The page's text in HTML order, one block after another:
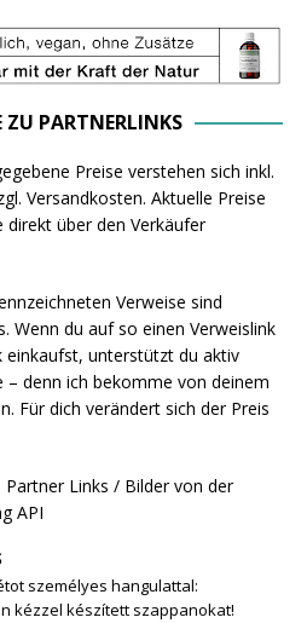
PARTNERLINKS
Preise verstehen sich inkl.
Versandkosten. Aktuelle Preise
über den Verkäufer
Verweise sind
Wenn du auf so einen Verweislink
einkaufst, unterstützt du aktiv
denn ich bekomme von deinem
Für dich verändert sich der Preis
Links / Bilder von der
API
személyes hangulattal:
kézzel készített szappanokat!